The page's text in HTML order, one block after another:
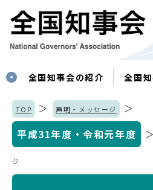
全国知事会の紹介 全国
TOP ＞ 声明・メッセージ
＞
平成31年度・令和元年度
ジ